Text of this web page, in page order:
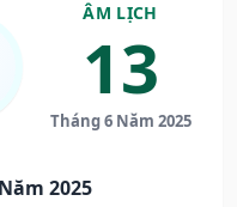
ÂM LỊCH
13
Tháng 6 Năm 2025
2025